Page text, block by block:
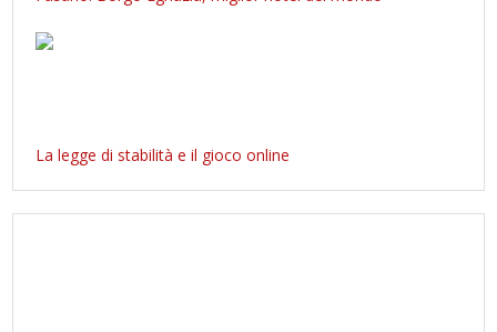
La legge di stabilità e il gioco online